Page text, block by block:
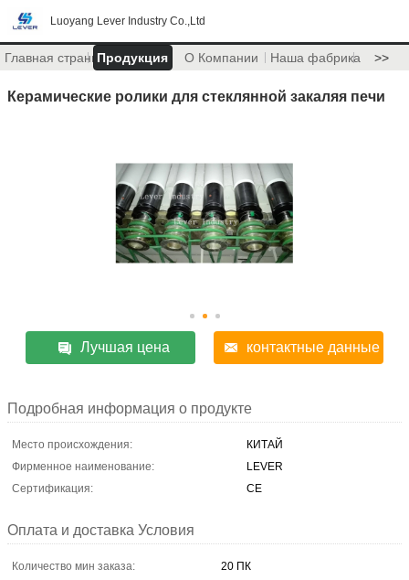
Luoyang Lever Industry Co.,Ltd
Главная страницаПродукция О Компании Наша фабрика >>
Керамические ролики для стеклянной закаляя печи
Лучшая цена контактные данные
Подробная информация о продукте
Место происхождения:
КИТАЙ
Фирменное наименование:
LEVER
Сертификация:
CE
Оплата и доставка Условия
Количество мин заказа:
20 ПК